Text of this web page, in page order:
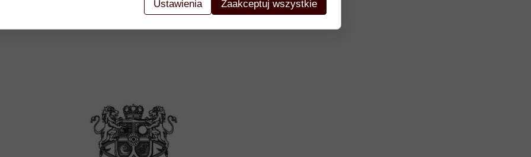
Ustawienia Zaakceptuj wszystkie